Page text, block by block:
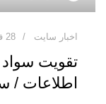
اخبار سایت 28 فروردین 1405
تقویت سواد
اطلاعات /